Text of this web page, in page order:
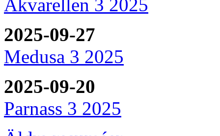
Akvarellen 3 2025
2025-09-27
Medusa 3 2025
2025-09-20
Parnass 3 2025